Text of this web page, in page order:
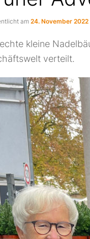
am 24. November 2022
kleine
verteilt.